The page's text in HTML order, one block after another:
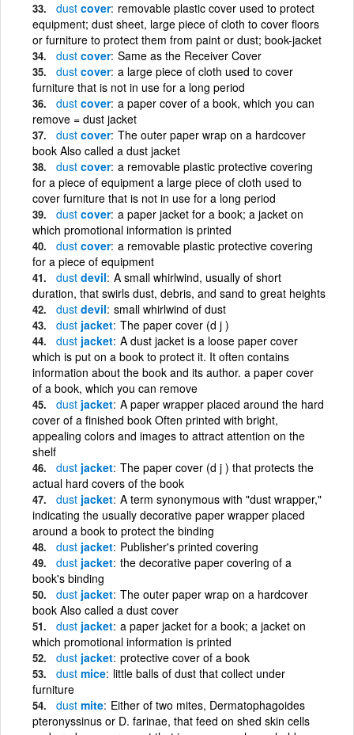
dust cover removable plastic cover used to protect
equipment; dust sheet, large piece of cloth to cover floors
or furniture to protect them from paint or dust; book-jacket
dust cover Same as the Receiver Cover
dust cover a large piece of cloth used to cover
furniture that is not in use for a long period
dust cover a paper cover of a book, which you can
remove = dust jacket
dust cover The outer paper wrap on a hardcover
book Also called a dust jacket
dust cover a removable plastic protective covering
for a piece of equipment a large piece of cloth used to
cover furniture that is not in use for a long period
dust cover a paper jacket for a book; a jacket on
which promotional information is printed
dust cover a removable plastic protective covering
for a piece of equipment
dust devil A small whirlwind, usually of short
duration, that swirls dust, debris, and sand to great heights
dust devil small whirlwind of dust
dust jacket The paper cover (d j )
dust jacket A dust jacket is a loose paper cover
which is put on a book to protect it. It often contains
information about the book and its author. a paper cover
of a book, which you can remove
dust jacket A paper wrapper placed around the hard
cover of a finished book Often printed with bright,
appealing colors and images to attract attention on the
shelf
dust jacket The paper cover (d j ) that protects the
actual hard covers of the book
dust jacket A term synonymous with "dust wrapper,"
indicating the usually decorative paper wrapper placed
around a book to protect the binding
dust jacket Publisher's printed covering
dust jacket the decorative paper covering of a
book's binding
dust jacket The outer paper wrap on a hardcover
book Also called a dust cover
dust jacket a paper jacket for a book; a jacket on
which promotional information is printed
dust jacket protective cover of a book
dust mice little balls of dust that collect under
furniture
dust mite Either of two mites, Dermatophagoides
pteronyssinus or D. farinae, that feed on shed skin cells